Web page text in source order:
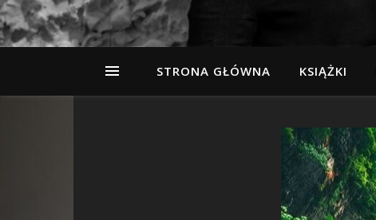
STRONA GŁÓWNA KSIĄŻKI